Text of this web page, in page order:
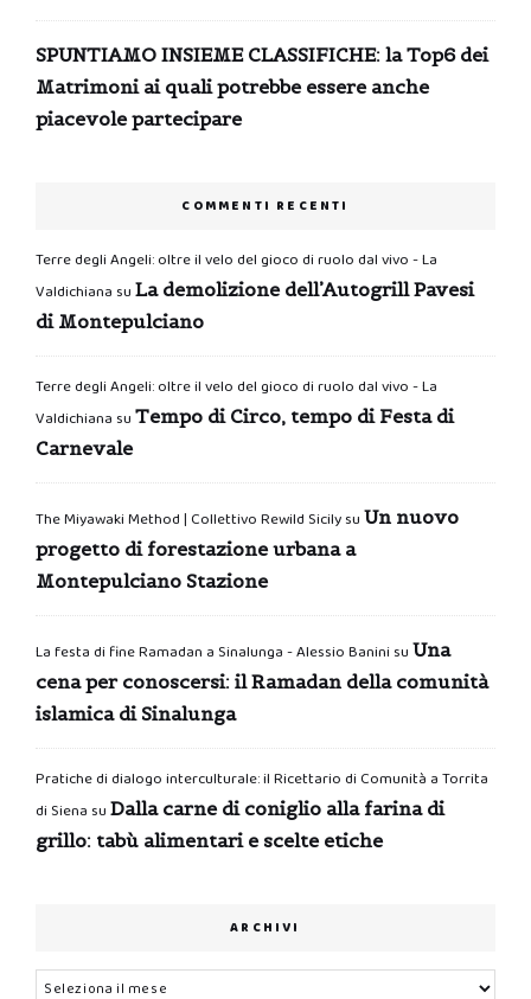
SPUNTIAMO INSIEME CLASSIFICHE: la Top6 dei
Matrimoni ai quali potrebbe essere anche
piacevole partecipare
COMMENTI RECENTI
Terre degli Angeli: oltre il velo del gioco di ruolo dal vivo - La
Valdichiana su La demolizione dell’Autogrill Pavesi
di Montepulciano
Terre degli Angeli: oltre il velo del gioco di ruolo dal vivo - La
Valdichiana su Tempo di Circo, tempo di Festa di
Carnevale
The Miyawaki Method | Collettivo Rewild Sicilysu Un nuovo
progetto di forestazione urbana a
Montepulciano Stazione
La festa di fine Ramadan a Sinalunga - Alessio Banini su Una
cena per conoscersi: il Ramadan della comunità
islamica di Sinalunga
Pratiche di dialogo interculturale: il Ricettario di Comunità a Torrita
di Siena su Dalla carne di coniglio alla farina di
grillo: tabù alimentari e scelte etiche
ARCHIVI
Archivi